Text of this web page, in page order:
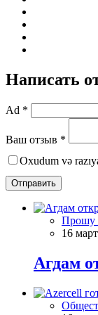
Написать
Ad *
Ваш отзыв *
Oxudum və
Отправить
Прошу
16
Агдам